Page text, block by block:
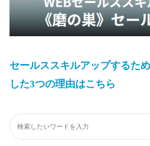
セールススキルアップするた
した3つの理由はこちら